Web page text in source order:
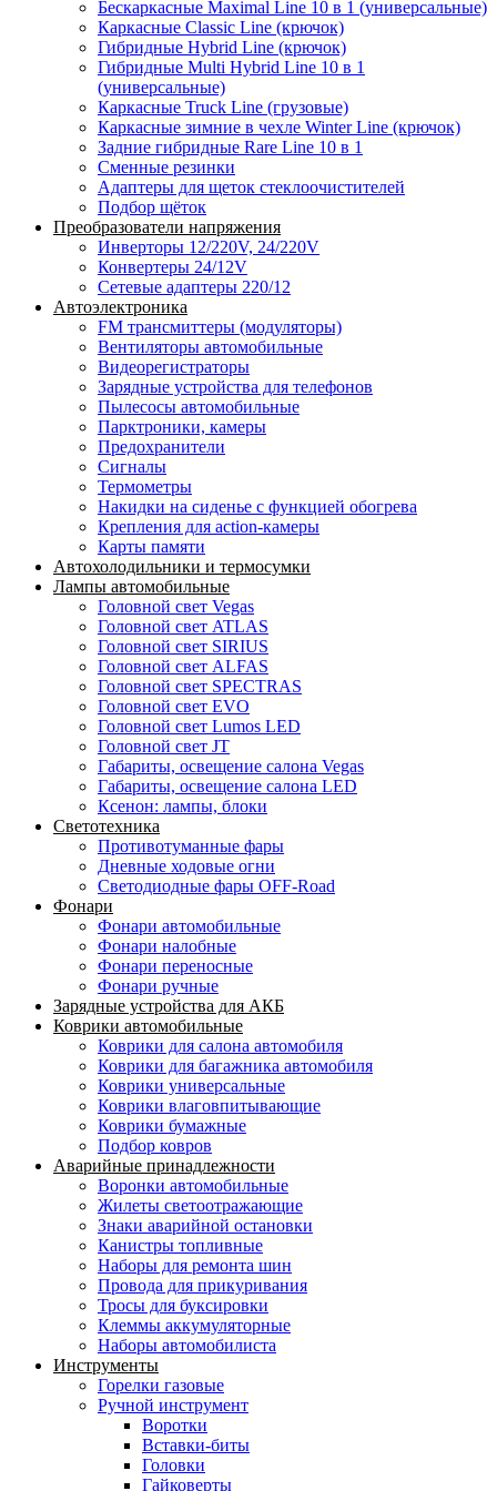
Бескаркасные Maximal Line 10 в 1 (универсальные)
Каркасные Classic Line (крючок)
Гибридные Hybrid Line (крючок)
Гибридные Multi Hybrid Line 10 в 1
(универсальные)
Каркасные Truck Line (грузовые)
Каркасные зимние в чехле Winter Line (крючок)
Задние гибридные Rare Line 10 в 1
Сменные резинки
Адаптеры для щеток стеклоочистителей
Подбор щёток
Преобразователи напряжения
Инверторы 12/220V, 24/220V
Конвертеры 24/12V
Сетевые адаптеры 220/12
Автоэлектроника
FM трансмиттеры (модуляторы)
Вентиляторы автомобильные
Видеорегистраторы
Зарядные устройства для телефонов
Пылесосы автомобильные
Парктроники, камеры
Предохранители
Сигналы
Термометры
Накидки на сиденье с функцией обогрева
Крепления для action-камеры
Карты памяти
Автохолодильники и термосумки
Лампы автомобильные
Головной свет Vegas
Головной свет ATLAS
Головной свет SIRIUS
Головной свет ALFAS
Головной свет SPECTRAS
Головной свет EVO
Головной свет Lumos LED
Головной свет JT
Габариты, освещение салона Vegas
Габариты, освещение салона LED
Ксенон: лампы, блоки
Светотехника
Противотуманные фары
Дневные ходовые огни
Светодиодные фары OFF-Road
Фонари
Фонари автомобильные
Фонари налобные
Фонари переносные
Фонари ручные
Зарядные устройства для АКБ
Коврики автомобильные
Коврики для салона автомобиля
Коврики для багажника автомобиля
Коврики универсальные
Коврики влаговпитывающие
Коврики бумажные
Подбор ковров
Аварийные принадлежности
Воронки автомобильные
Жилеты светоотражающие
Знаки аварийной остановки
Канистры топливные
Наборы для ремонта шин
Провода для прикуривания
Тросы для буксировки
Клеммы аккумуляторные
Наборы автомобилиста
Инструменты
Горелки газовые
Ручной инструмент
Воротки
Вставки-биты
Головки
Гайковерты